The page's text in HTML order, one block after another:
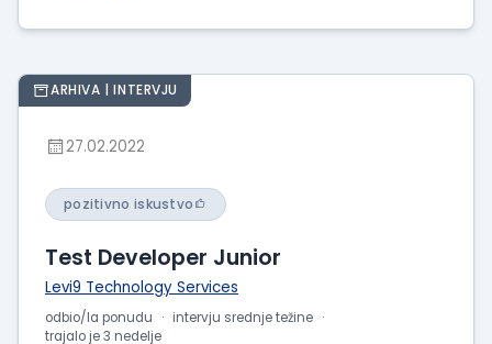
ARHIVA | INTERVJU
27.02.2022
pozitivno iskustvo
Test Developer Junior
Levi9 Technology Services
odbio/la ponudu
intervju srednje težine
trajalo je 3 nedelje